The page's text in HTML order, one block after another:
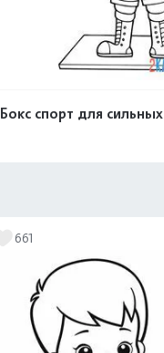
Бокс спорт для сильных
661